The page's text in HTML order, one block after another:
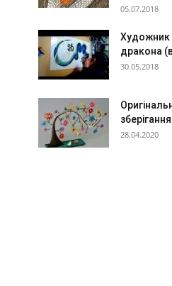
05.07.2018
Художник
дракона
30.05.2018
28.04.2020